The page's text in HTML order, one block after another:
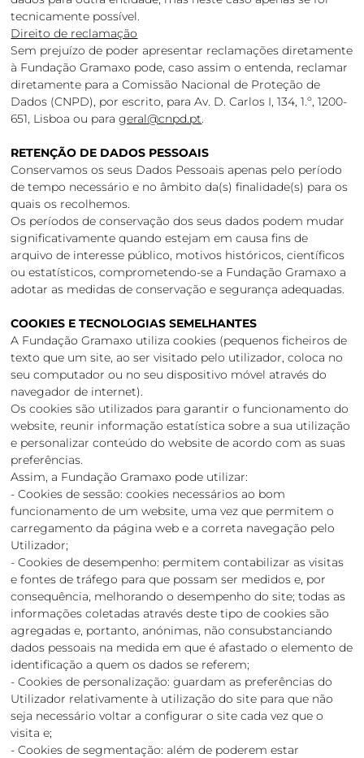
tecnicamente possível.
Direito de reclamação
Sem prejuízo de poder apresentar reclamações diretamente
à Fundação Gramaxo pode, caso assim o entenda, reclamar
diretamente para a Comissão Nacional de Proteção de
Dados (CNPD), por escrito, para Av. D. Carlos I, 134, 1.º, 1200-
651, Lisboa ou parageral@cnpd.pt.
RETENÇÃO DE DADOS PESSOAIS
Conservamos os seus Dados Pessoais apenas pelo período
de tempo necessário e no âmbito da(s) finalidade(s) para os
quais os recolhemos.
Os períodos de conservação dos seus dados podem mudar
significativamente quando estejam em causa fins de
arquivo de interesse público, motivos históricos, científicos
ou estatísticos, comprometendo-se a Fundação Gramaxo a
adotar as medidas de conservação e segurança adequadas.
COOKIES E TECNOLOGIAS SEMELHANTES
A Fundação Gramaxo utiliza cookies (pequenos ficheiros de
texto que um site, ao ser visitado pelo utilizador, coloca no
seu computador ou no seu dispositivo móvel através do
navegador de internet).
Os cookies são utilizados para garantir o funcionamento do
website, reunir informação estatística sobre a sua utilização
e personalizar conteúdo do website de acordo com as suas
preferências.
Assim, a Fundação Gramaxo pode utilizar:
- Cookies de sessão: cookies necessários ao bom
funcionamento de um website, uma vez que permitem o
carregamento da página web e a correta navegação pelo
Utilizador;
- Cookies de desempenho: permitem contabilizar as visitas
e fontes de tráfego para que possam ser medidos e, por
consequência, melhorando o desempenho do site; todas as
informações coletadas através deste tipo de cookies são
agregadas e, portanto, anónimas, não consubstanciando
dados pessoais na medida em que é afastado o elemento de
identificação a quem os dados se referem;
- Cookies de personalização: guardam as preferências do
Utilizador relativamente à utilização do site para que não
seja necessário voltar a configurar o site cada vez que o
visita e;
- Cookies de segmentação: além de poderem estar